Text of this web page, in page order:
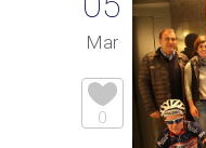
Mar
0